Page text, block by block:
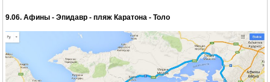
9.06. Афины - Эпидавр - пляж Каратона - Толо